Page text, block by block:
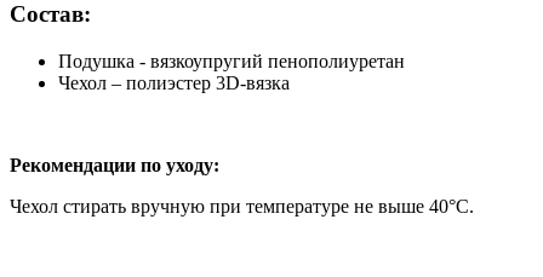
Состав:
Подушка - вязкоупругий пенополиуретан
Чехол – полиэстер 3D-вязка
Рекомендации по уходу:
Чехол стирать вручную при температуре не выше 40°C.